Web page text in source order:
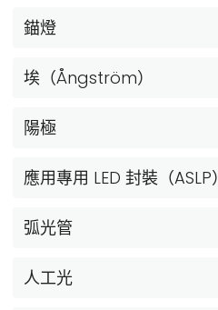
錨燈
埃（Ångström）
陽極
應用專用 LED 封裝（ASLP）
弧光管
人工光